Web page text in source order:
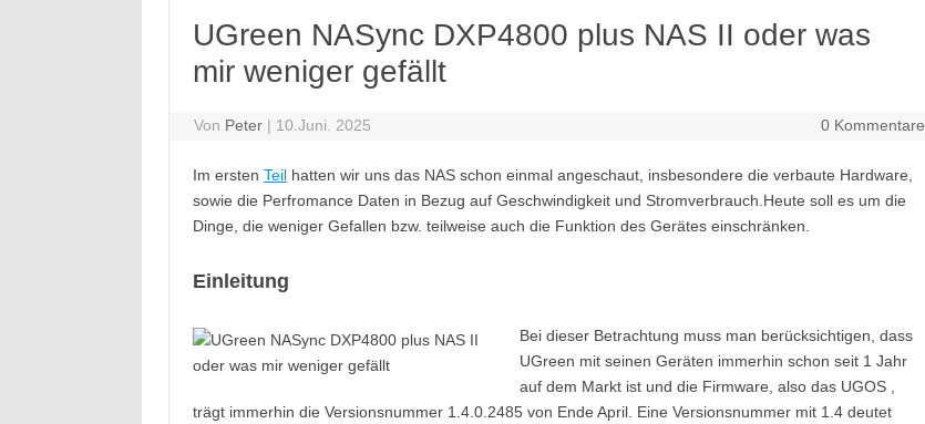
UGreen NASync DXP4800 plus NAS II oder was
mir weniger gefällt
Von Peter | 10.Juni. 2025 0 Kommentare
Im ersten Teilhatten wir uns das NAS schon einmal angeschaut, insbesondere die verbaute Hardware,
sowie die Perfromance Daten in Bezug auf Geschwindigkeit und Stromverbrauch.Heute soll es um die
Dinge, die weniger Gefallen bzw. teilweise auch die Funktion des Gerätes einschränken.
Einleitung
Bei dieser Betrachtung muss man berücksichtigen, dass
UGreen mit seinen Geräten immerhin schon seit 1 Jahr
auf dem Markt ist und die Firmware, also das UGOS ,
trägt immerhin die Versionsnummer 1.4.0.2485 von Ende April. Eine Versionsnummer mit 1.4 deutet